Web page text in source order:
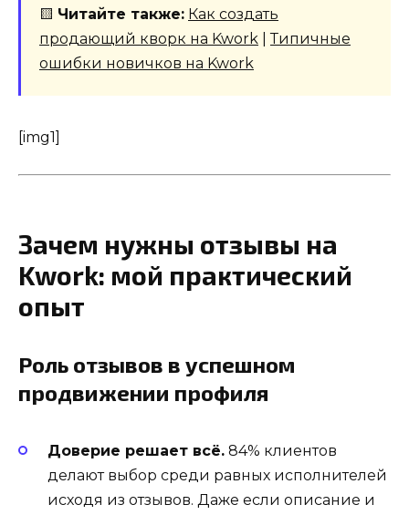
🟨 Читайте также: Как создать
продающий кворк на Kwork |Типичные
ошибки новичков на Kwork
[img1]
Зачем нужны отзывы на
Kwork: мой практический
опыт
Роль отзывов в успешном
продвижении профиля
Доверие решает всё. 84% клиентов
делают выбор среди равных исполнителей
исходя из отзывов. Даже если описание и